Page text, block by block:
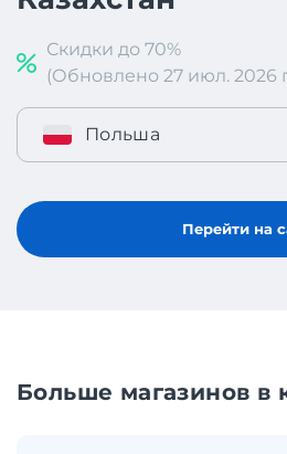
Скидки до 70%
(Обновлено 27 июл. 2026
Польша
Перейти на
Больше магазинов в